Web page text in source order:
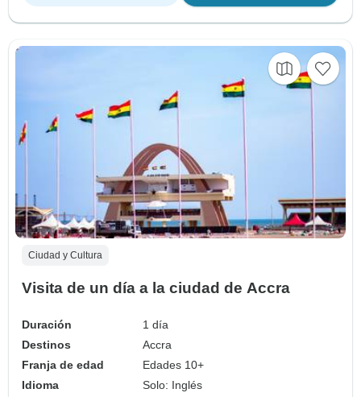
Ciudad y Cultura
Visita de un día a la ciudad de Accra
Duración
1 día
Destinos
Accra
Franja de edad
Edades 10+
Idioma
Solo: Inglés